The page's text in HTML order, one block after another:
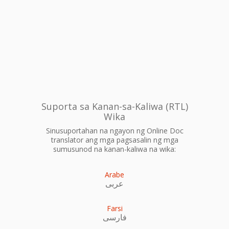
Suporta sa Kanan-sa-Kaliwa (RTL)
Wika
Sinusuportahan na ngayon ng Online Doc
translator ang mga pagsasalin ng mga
sumusunod na kanan-kaliwa na wika:
Arabe
عربى
Farsi
فارسی